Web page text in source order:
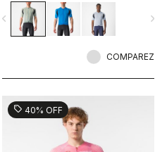
léger que vous le sentirez à peine.
C’est le maillot qui vous apportera le
plus de confort pendant la belle
navigate_next
COMPAREZ
sell 40% OFF